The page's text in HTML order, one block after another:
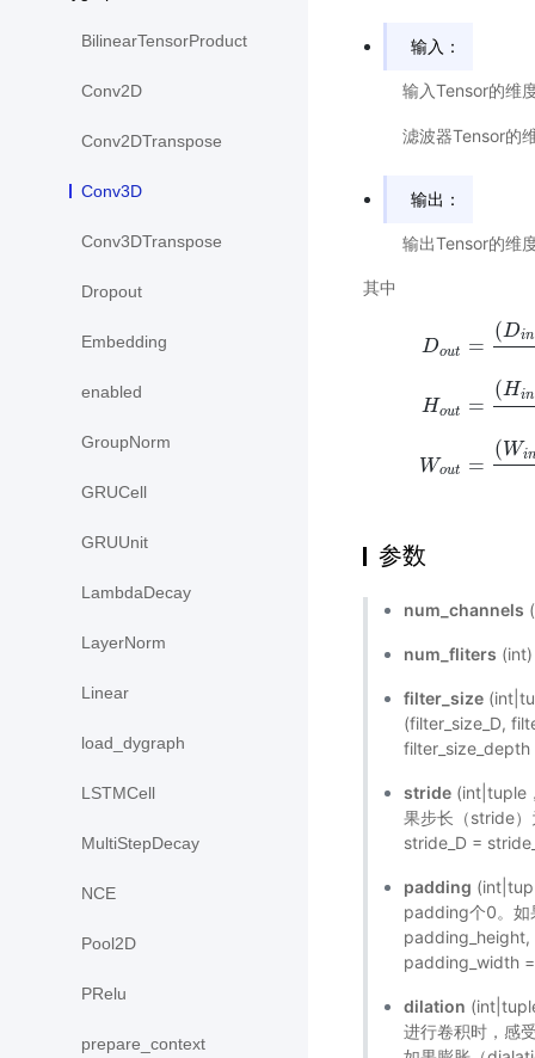
BilinearTensorProduct
Conv2D
Conv2DTranspose
Conv3D
Conv3DTranspose
Dropout
Embedding
enabled
GroupNorm
GRUCell
GRUUnit
LambdaDecay
LayerNorm
Linear
load_dygraph
LSTMCell
MultiStepDecay
NCE
Pool2D
PRelu
prepare_context
输入：
输入Tensor的维
滤波器Tensor的
输出：
输出Tensor的维
其中
Dout
Hout
Wout
=
(Din
=
(Hin
=
(Win
Dout= (Di n+2∗
参数
num_channels
num_fliters
filter_size
(filter_size_D,
stride (int|tuple
果步长（stride
stride_D =
padding
padding个0。如
padding_width
dilation
进行卷积时，感